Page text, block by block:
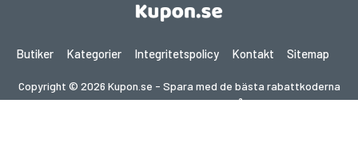
Butiker Kategorier Integritetspolicy Kontakt Sitemap
Copyright © 2026 Kupon.se - Spara med de bästa rabattkoderna
2026. Alla rättigheter förbehållna.